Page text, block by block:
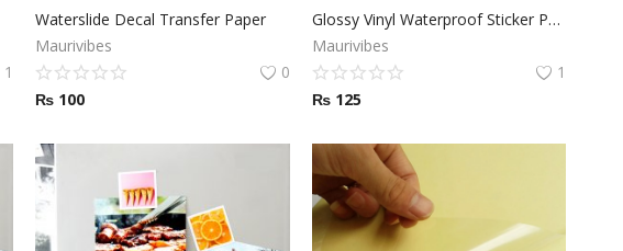
1
Waterslide Decal Transfer Paper
Maurivibes
0
₨ 100
Glossy Vinyl Waterproof Sticker Paper
Maurivibes
1
₨125